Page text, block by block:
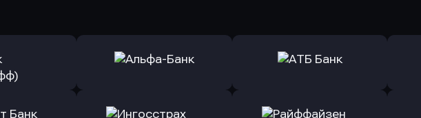
заявку
Оправить заявку
Оправить заявку